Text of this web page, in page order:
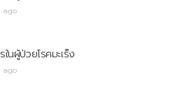
ago
ในผู้ป่วยโรคมะเร็ง
ago